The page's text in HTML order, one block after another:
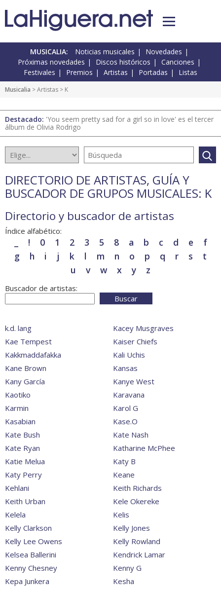
MUSICALIA: Noticias musicales
Novedades
Próximas novedades
Discos históricos
Canciones
Festivales
Premios Artistas Portadas Listas
Musicalia >Artistas > K
Destacado: 'You seem pretty sad for a girl so in love' es el tercer
álbum de Olivia Rodrigo
DIRECTORIO DE ARTISTAS, GUÍA Y
BUSCADOR DE GRUPOS MUSICALES: K
Directorio y buscador de artistas
Índice alfabético:
! 0 1 2 3 5 8 a b c d e
f
g
h i j k l m n o p q r s
t
u
v w x y z
Buscador de artistas:
Buscar
k.d. lang
Kacey Musgraves
Kae Tempest
Kaiser Chiefs
Kakkmaddafakka
Kali Uchis
Kane Brown
Kansas
Kany García
Kanye West
Kaotiko
Karavana
Karmin
Karol G
Kasabian
Kase.O
Kate Bush
Kate Nash
Kate Ryan
Katharine McPhee
Katie Melua
Katy B
Katy Perry
Keane
Kehlani
Keith Richards
Keith Urban
Kele Okereke
Kelela
Kelis
Kelly Clarkson
Kelly Jones
Kelly Lee Owens
Kelly Rowland
Kelsea Ballerini
Kendrick Lamar
Kenny Chesney
Kenny G
Kepa Junkera
Kesha